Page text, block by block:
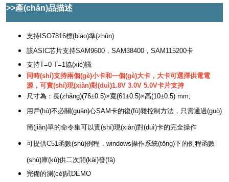
>>產(chǎn)品描述
支持ISO7816標(biāo)準(zhǔn)
該ASIC芯片支持SAM9600，SAM38400，SAM115200卡
支持T=0 T=1協(xié)議
同時(shí)支持兩個(gè)小卡和一個(gè)大卡，大卡可選擇供電電
源，可實(shí)現(xiàn)對(duì)1.8V 3.0V 5.0V卡片支持
尺寸為：長(zhǎng)(76±0.5)×寬(61±0.5)×高(10±0.5) mm;
用戶(hù)不必關(guān)心SAM卡的復(fù)雜控制方法，只需通過(guò)
簡(jiǎn)單的命令集可以實(shí)現(xiàn)對(duì)卡的完全操作
可提供C51函數(shù)例程，windows操作系統(tǒng)下的例程函數
(shù)庫(kù)供二次開(kāi)發(fā)
完備的測(cè)試DEMO